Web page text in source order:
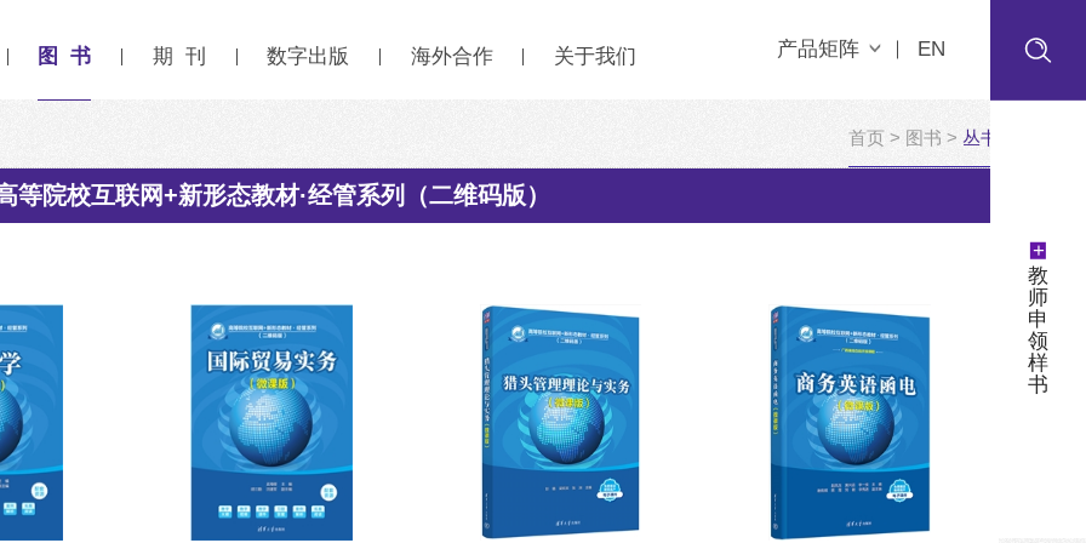
图 书 期 刊 数字出版 海外合作 关于我们 产品矩阵 EN
+
教
师
申
领
样
书
首页 > 图书 > 丛书
等院校互联网+新形态教材·经管系列（二维码版）